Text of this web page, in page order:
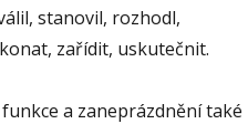
stanovil, rozhodl,
zařídit, uskutečnit.
a zaneprázdnění také